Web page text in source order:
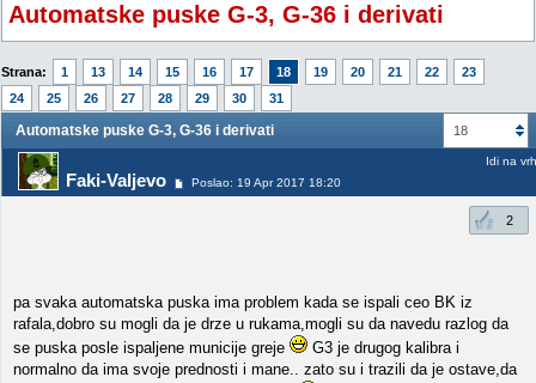
Automatske puske G-3, G-36 i derivati
Strana: 1 13 14 15 16 17 18 19 20 21 22
23
24
25 26 27 28 29 30 31
18
Automatske puske G-3, G-36 i derivati
Faki-Valjevo Poslao: 19 Apr 2017 18:20
Idi na vrh
2
pa svaka automatska puska ima problem kada se ispali ceo BK iz
rafala,dobro su mogli da je drze u rukama,mogli su da navedu razlog da
se puska posle ispaljene municije greje
G3 je drugog kalibra i
normalno da ima svoje prednosti i mane.. zato su i trazili da je ostave,da